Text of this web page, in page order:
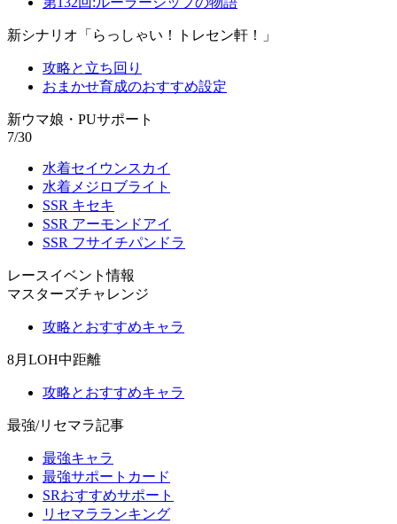
新シナリオ「らっしゃい！トレセン軒！」
攻略と立ち回り
おまかせ育成のおすすめ設定
新ウマ娘・PUサポート
7/30
水着セイウンスカイ
水着メジロブライト
SSR キセキ
SSR アーモンドアイ
SSR フサイチパンドラ
レースイベント情報
マスターズチャレンジ
攻略とおすすめキャラ
8月LOH中距離
攻略とおすすめキャラ
最強/リセマラ記事
最強キャラ
最強サポートカード
SRおすすめサポート
リセマラランキング